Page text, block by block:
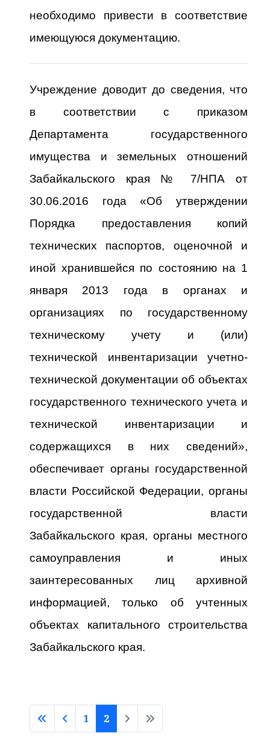
необходимо привести в соответствие
имеющуюся документацию.
Учреждение доводит до сведения, что
в соответствии с приказом
Департамента государственного
имущества и земельных отношений
Забайкальского края № 7/НПА от
30.06.2016 года «Об утверждении
Порядка предоставления копий
технических паспортов, оценочной и
иной хранившейся по состоянию на 1
января 2013 года в органах и
организациях по государственному
техническому учету и (или)
технической инвентаризации учетно-
технической документации об объектах
государственного технического учета и
технической инвентаризации и
содержащихся в них сведений»,
обеспечивает органы государственной
власти Российской Федерации, органы
государственной власти
Забайкальского края, органы местного
самоуправления и иных
заинтересованных лиц архивной
информацией, только об учтенных
объектах капитального строительства
Забайкальского края.
1 2